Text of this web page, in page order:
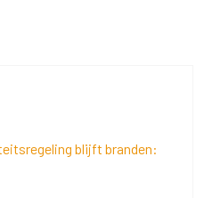
blijft branden: